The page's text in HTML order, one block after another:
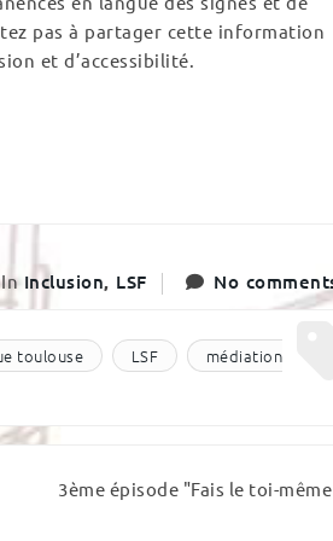
pas à partager cette information
et d’accessibilité.
In Inclusion, LSF No
toulouse LSF
médiation
3ème épisode "Fais le toi-